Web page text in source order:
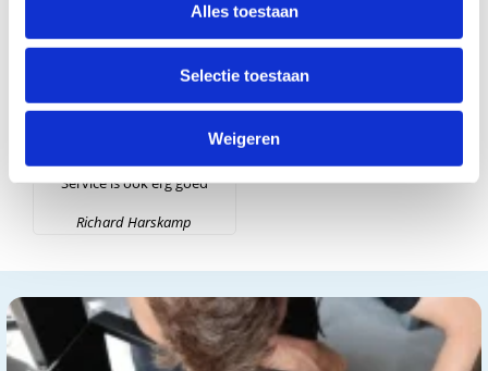
Alles toestaan
Selectie toestaan
Weigeren
professioneel opgelost.
Stefan Reijers
Service is ook erg goed
Richard Harskamp